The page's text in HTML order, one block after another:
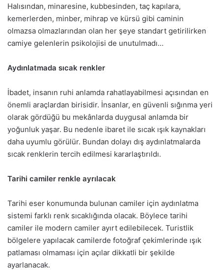
Halısından, minaresine, kubbesinden, taç kapılara,
kemerlerden, minber, mihrap ve kürsü gibi caminin
olmazsa olmazlarından olan her şeye standart getirilirken
camiye gelenlerin psikolojisi de unutulmadı…
Aydınlatmada sıcak renkler
İbadet, insanın ruhi anlamda rahatlayabilmesi açısından en
önemli araçlardan birisidir. İnsanlar, en güvenli sığınma yeri
olarak gördüğü bu mekânlarda duygusal anlamda bir
yoğunluk yaşar. Bu nedenle ibaret ile sıcak ışık kaynakları
daha uyumlu görülür. Bundan dolayı dış aydınlatmalarda
sıcak renklerin tercih edilmesi kararlaştırıldı.
Tarihi camiler renkle ayrılacak
Tarihi eser konumunda bulunan camiler için aydınlatma
sistemi farklı renk sıcaklığında olacak. Böylece tarihi
camiler ile modern camiler ayırt edilebilecek. Turistlik
bölgelere yapılacak camilerde fotoğraf çekimlerinde ışık
patlaması olmaması için açılar dikkatli bir şekilde
ayarlanacak.